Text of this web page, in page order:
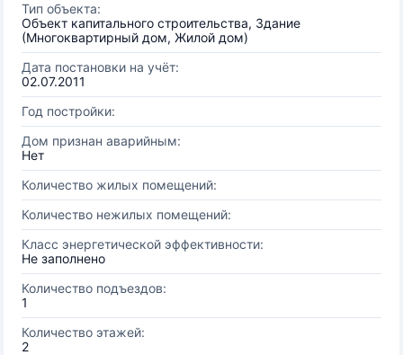
Тип объекта:
Объект капитального строительства, Здание
(Многоквартирный дом, Жилой дом)
Дата постановки на учёт:
02.07.2011
Год постройки:
Дом признан аварийным:
Нет
Количество жилых помещений:
Количество нежилых помещений:
Класс энергетической эффективности:
Не заполнено
Количество подъездов:
1
Количество этажей:
2